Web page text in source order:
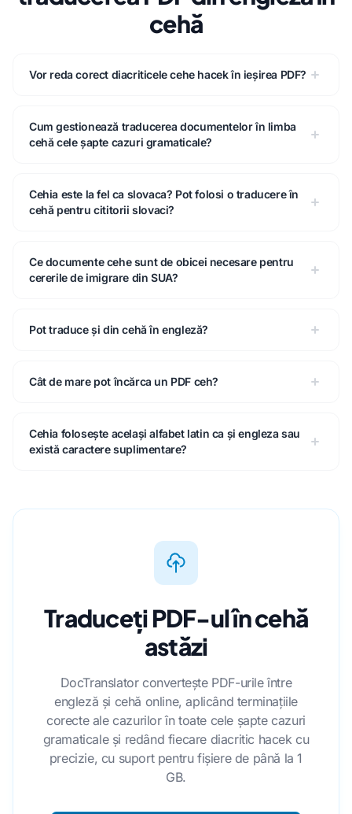
cehă
Vor reda corect diacriticele cehe hacek în ieșirea PDF?
Cum gestionează traducerea documentelor în limba
cehă cele șapte cazuri gramaticale?
Cehia este la fel ca slovaca? Pot folosi o traducere în
cehă pentru cititorii slovaci?
Ce documente cehe sunt de obicei necesare pentru
cererile de imigrare din SUA?
Pot traduce și din cehă în engleză?
Cât de mare pot încărca un PDF ceh?
Cehia folosește același alfabet latin ca și engleza sau
există caractere suplimentare?
Traduceți PDF-ul în cehă
astăzi
DocTranslator convertește PDF-urile între
engleză și cehă online, aplicând terminațiile
corecte ale cazurilor în toate cele șapte cazuri
gramaticale și redând fiecare diacritic hacek cu
precizie, cu suport pentru fișiere de până la 1
GB.